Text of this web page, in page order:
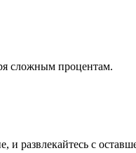
сложным процентам.
и развлекайтесь с